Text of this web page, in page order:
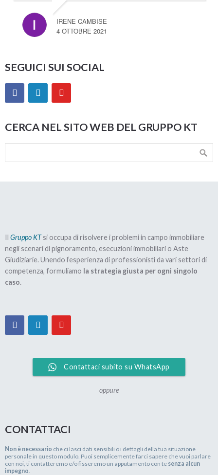
IRENE CAMBISE
4 OTTOBRE 2021
SEGUICI SUI SOCIAL
CERCA NEL SITO WEB DEL GRUPPO KT
Il Gruppo KTsi occupa di risolvere i problemi in campo immobiliare
negli scenari di pignoramento, esecuzioni immobiliari o Aste
Giudiziarie. Unendo l’esperienza di professionisti da vari settori di
competenza, formuliamo la strategia giusta per ogni singolo
caso.
Contattaci subito su WhatsApp
oppure
CONTATTACI
Non è necessario che ci lasci dati sensibili o i dettagli della tua situazione
personale in questo modulo. Puoi semplicemente farci sapere che vuoi parlare
con noi, ti contatteremo e/o fisseremo un apputamento con te senza alcun
impegno